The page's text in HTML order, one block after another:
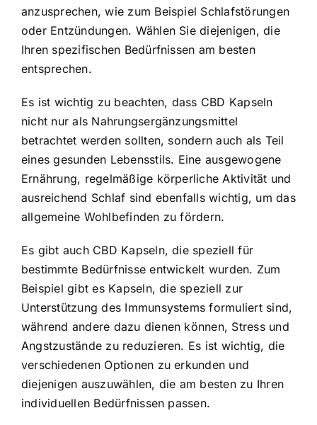
anzusprechen, wie zum Beispiel Schlafstörungen
oder Entzündungen. Wählen Sie diejenigen, die
Ihren spezifischen Bedürfnissen am besten
entsprechen.
Es ist wichtig zu beachten, dass CBD Kapseln
nicht nur als Nahrungsergänzungsmittel
betrachtet werden sollten, sondern auch als Teil
eines gesunden Lebensstils. Eine ausgewogene
Ernährung, regelmäßige körperliche Aktivität und
ausreichend Schlaf sind ebenfalls wichtig, um das
allgemeine Wohlbefinden zu fördern.
Es gibt auch CBD Kapseln, die speziell für
bestimmte Bedürfnisse entwickelt wurden. Zum
Beispiel gibt es Kapseln, die speziell zur
Unterstützung des Immunsystems formuliert sind,
während andere dazu dienen können, Stress und
Angstzustände zu reduzieren. Es ist wichtig, die
verschiedenen Optionen zu erkunden und
diejenigen auszuwählen, die am besten zu Ihren
individuellen Bedürfnissen passen.